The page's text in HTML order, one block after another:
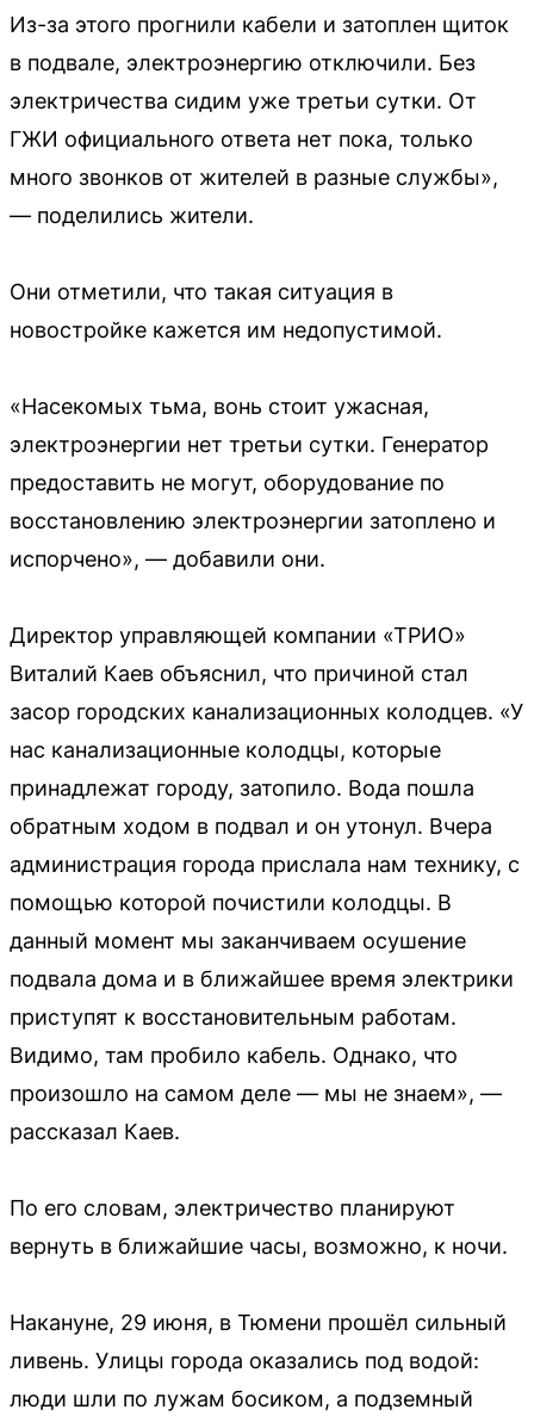
Из-за этого прогнили кабели и затоплен щиток
в подвале, электроэнергию отключили. Без
электричества сидим уже третьи сутки. От
ГЖИ официального ответа нет пока, только
много звонков от жителей в разные службы»,
— поделились жители.
Они отметили, что такая ситуация в
новостройке кажется им недопустимой.
«Насекомых тьма, вонь стоит ужасная,
электроэнергии нет третьи сутки. Генератор
предоставить не могут, оборудование по
восстановлению электроэнергии затоплено и
испорчено», — добавили они.
Директор управляющей компании «ТРИО»
Виталий Каев объяснил, что причиной стал
засор городских канализационных колодцев. «У
нас канализационные колодцы, которые
принадлежат городу, затопило. Вода пошла
обратным ходом в подвал и он утонул. Вчера
администрация города прислала нам технику, с
помощью которой почистили колодцы. В
данный момент мы заканчиваем осушение
подвала дома и в ближайшее время электрики
приступят к восстановительным работам.
Видимо, там пробило кабель. Однако, что
произошло на самом деле — мы не знаем», —
рассказал Каев.
По его словам, электричество планируют
вернуть в ближайшие часы, возможно, к ночи.
Накануне, 29 июня, в Тюмени прошёл сильный
ливень. Улицы города оказались под водой:
люди шли по лужам босиком, а подземный